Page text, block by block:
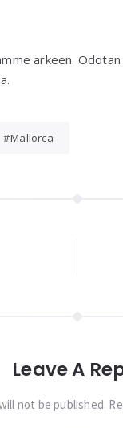
arkeen.
Mallorca
Leave A
not be published.